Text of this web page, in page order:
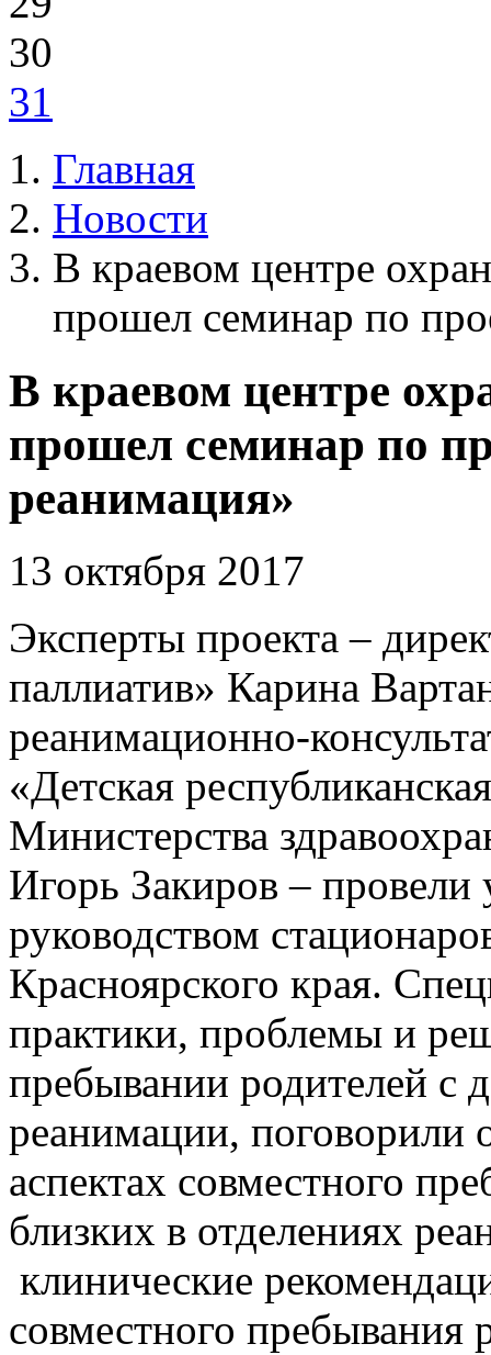
30
31
Главная
Новости
В краевом центре
прошел семинар по
В краевом центре
прошел семинар по
реанимация»
13 октября 2017
Эксперты проекта –
паллиатив» Карина
реанимационно-
«Детская
Министерства
Игорь Закиров – провели
руководством
Красноярского края.
практики, проблемы и
пребывании родителей с
реанимации, поговорили
аспектах совместного
близких в отделениях
клинические
совместного пребывания